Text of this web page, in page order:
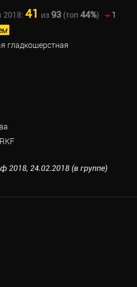
2018: 41 из93(топ 44%)
1
гладкошерстная
2018, 24.02.2018 (в группе)